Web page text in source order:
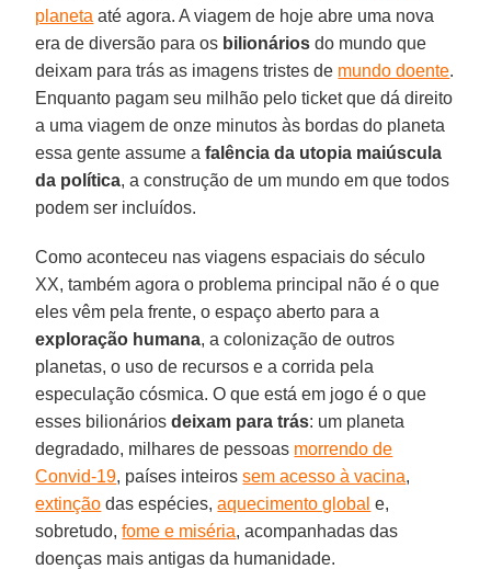
planeta até agora. A viagem de hoje abre uma nova
era de diversão para os bilionários do mundo que
deixam para trás as imagens tristes de mundo doente.
Enquanto pagam seu milhão pelo ticket que dá direito
a uma viagem de onze minutos às bordas do planeta
essa gente assume afalência da utopia maiúscula
da política, a construção de um mundo em que todos
podem ser incluídos.
Como aconteceu nas viagens espaciais do século
XX, também agora o problema principal não é o que
eles vêm pela frente, o espaço aberto para a
exploração humana, a colonização de outros
planetas, o uso de recursos e a corrida pela
especulação cósmica. O que está em jogo é o que
esses bilionáriosdeixam para trás: um planeta
degradado, milhares de pessoas morrendo de
Convid-19, países inteirossem acesso à vacina,
extinção das espécies,aquecimento global e,
sobretudo,fome e miséria, acompanhadas das
doenças mais antigas da humanidade.